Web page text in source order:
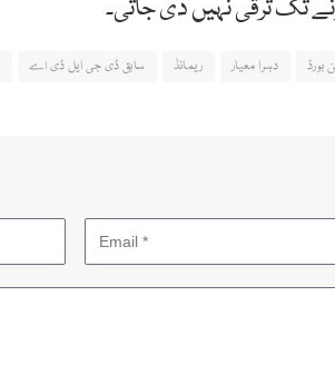
تک ترقی نہیں دی جاتی۔
بورڈ دہرا معیار ریمانڈ سابق ڈی جی ایل ڈی اے